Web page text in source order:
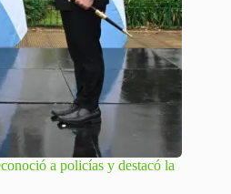
a policías y destacó la